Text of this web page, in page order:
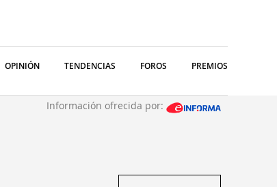
OPINIÓN TENDENCIAS FOROS PREMIOS
Información ofrecida por: